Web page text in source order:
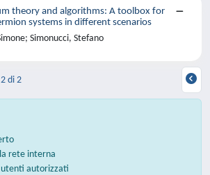
theory and algorithms: A toolbox for
systems in different scenarios
Simonucci, Stefano
di 2
rete interna
autorizzati